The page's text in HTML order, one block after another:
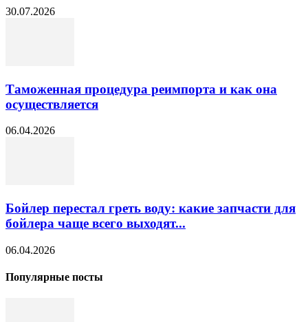
30.07.2026
Таможенная процедура реимпорта и как она
осуществляется
06.04.2026
Бойлер перестал греть воду: какие запчасти для
бойлера чаще всего выходят...
06.04.2026
Популярные посты